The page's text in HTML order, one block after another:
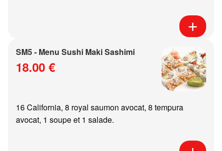
SM5 - Menu Sushi Maki Sashimi
18.00 €
16 California, 8 royal saumon avocat, 8 tempura
avocat, 1 soupe et 1 salade.